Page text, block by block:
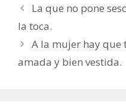
La que no pone
la toca.
A la mujer hay que
amada y bien vestida.